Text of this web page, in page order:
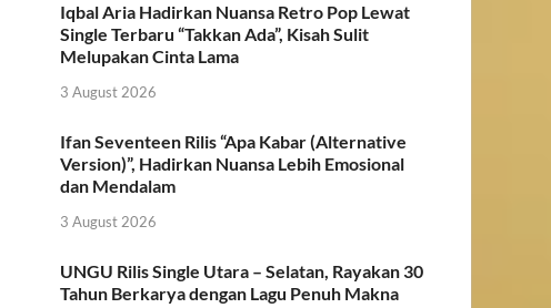
Iqbal Aria Hadirkan Nuansa Retro Pop Lewat
Single Terbaru “Takkan Ada”, Kisah Sulit
Melupakan Cinta Lama
3 August 2026
Ifan Seventeen Rilis “Apa Kabar (Alternative
Version)”, Hadirkan Nuansa Lebih Emosional
dan Mendalam
3 August 2026
UNGU Rilis Single Utara – Selatan, Rayakan 30
Tahun Berkarya dengan Lagu Penuh Makna